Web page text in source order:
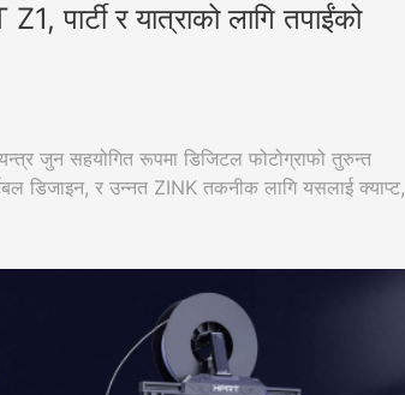
पार्टी र यात्राको लागि तपाईंको
यन्त्र जुन सहयोगित रूपमा डिजिटल फोटोग्राफो तुरुन्त
डिजाइन, र उन्नत ZINK तकनीक लागि यसलाई क्याप्ट,